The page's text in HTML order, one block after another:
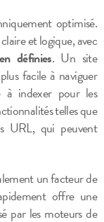
optimisé.
et logique, avec
définies. Un site
facile à naviguer
à indexer pour les
telles que
URL, qui peuvent
un facteur de
offre une
par les moteurs de